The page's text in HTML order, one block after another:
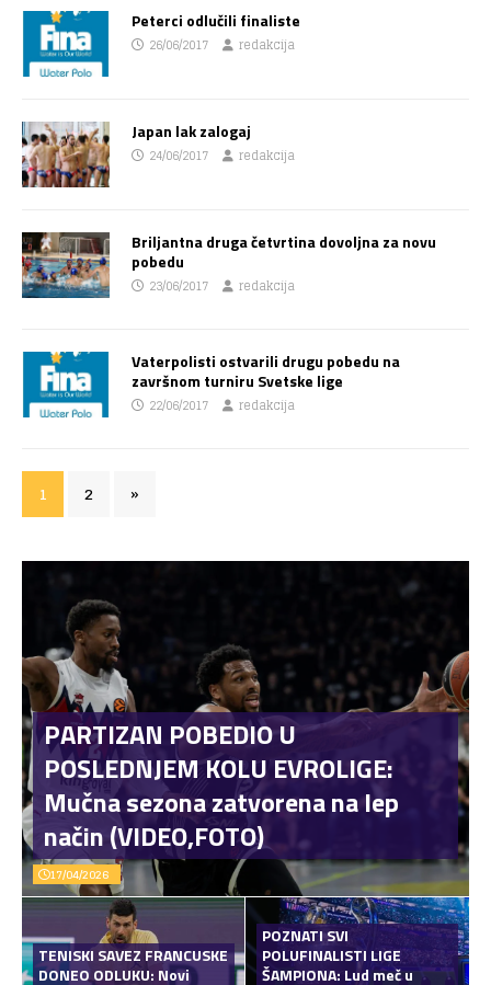
Peterci odlučili finaliste
26/06/2017 redakcija
Japan lak zalogaj
24/06/2017 redakcija
Briljantna druga četvrtina dovoljna za novu
pobedu
23/06/2017 redakcija
Vaterpolisti ostvarili drugu pobedu na
završnom turniru Svetske lige
22/06/2017 redakcija
1 2 »
PARTIZAN POBEDIO U
POSLEDNJEM KOLU EVROLIGE:
Mučna sezona zatvorena na lep
način (VIDEO,FOTO)
17/04/2026
TENISKI SAVEZ FRANCUSKE
DONEO ODLUKU: Novi
POZNATI SVI
POLUFINALISTI LIGE
ŠAMPIONA: Lud meč u